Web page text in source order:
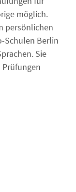
möglich.
persönlichen
Schulen Berlin
Sie